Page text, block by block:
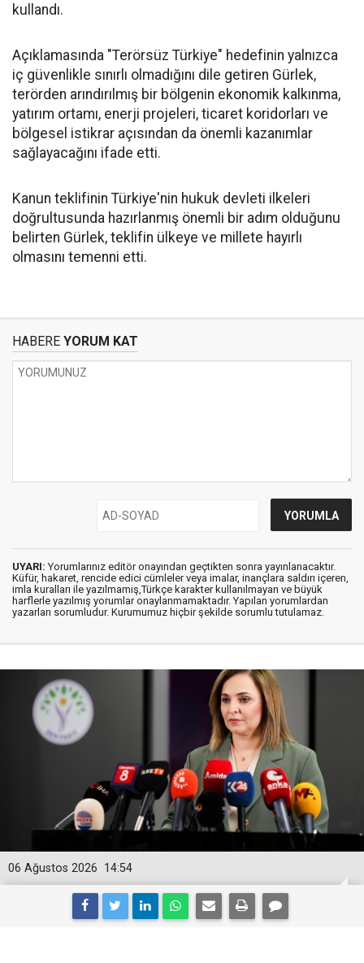
kullandı.
Açıklamasında "Terörsüz Türkiye" hedefinin yalnızca
iç güvenlikle sınırlı olmadığını dile getiren Gürlek,
terörden arındırılmış bir bölgenin ekonomik kalkınma,
yatırım ortamı, enerji projeleri, ticaret koridorları ve
bölgesel istikrar açısından da önemli kazanımlar
sağlayacağını ifade etti.
Kanun teklifinin Türkiye'nin hukuk devleti ilkeleri
doğrultusunda hazırlanmış önemli bir adım olduğunu
belirten Gürlek, teklifin ülkeye ve millete hayırlı
olmasını temenni etti.
HABERE YORUM KAT
UYARI: Yorumlarınız editör onayından geçtikten sonra yayınlanacaktır.
Küfür, hakaret, rencide edici cümleler veya imalar, inançlara saldırı içeren,
imla kuralları ile yazılmamış,Türkçe karakter kullanılmayan ve büyük
harflerle yazılmış yorumlar onaylanmamaktadır. Yapılan yorumlardan
yazarları sorumludur. Kurumumuz hiçbir şekilde sorumlu tutulamaz.
14:54
06 Ağustos 2026